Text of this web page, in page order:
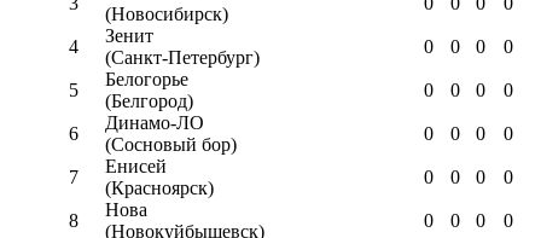
(Новосибирск)
4
Зенит
(Санкт-Петербург)
0 0 0 0
5
Белогорье
(Белгород)
0 0 0 0
6
Динамо-ЛО
(Сосновый бор)
0 0 0 0
7
Енисей
(Красноярск)
0 0 0 0
8
Нова
(Новокуйбышевск)
0 0 0 0